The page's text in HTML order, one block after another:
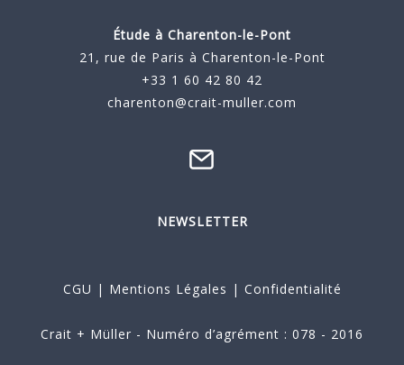
Étude à Charenton-le-Pont
21, rue de Paris à Charenton-le-Pont
+33 1 60 42 80 42
charenton@crait-muller.com
NEWSLETTER
CGU | Mentions Légales | Confidentialité
Crait + Müller - Numéro d’agrément : 078 - 2016